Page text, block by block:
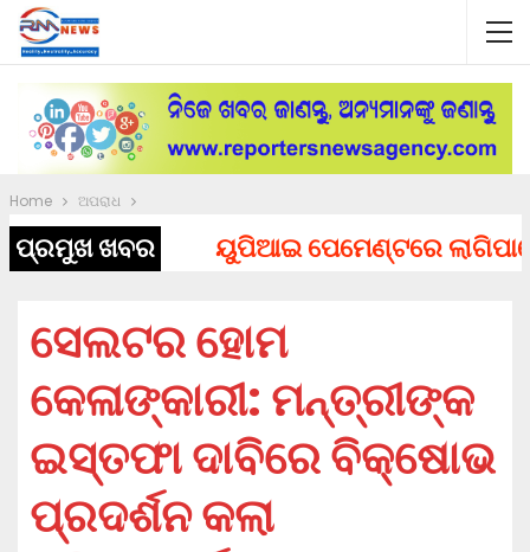
Home ଅପରାଧ
ପ୍ରମୁଖ ଖବର ୟୁପିଆଇ ପେମେଣ୍ଟରେ ଲାଗିପାରେ
ସେଲଟର ହୋମ
କେଳାଙ୍କାରୀ: ମନ୍ତ୍ରୀଙ୍କ
ଇସ୍ତଫା ଦାବିରେ ବିକ୍ଷୋଭ
ପ୍ରଦର୍ଶନ କଲା